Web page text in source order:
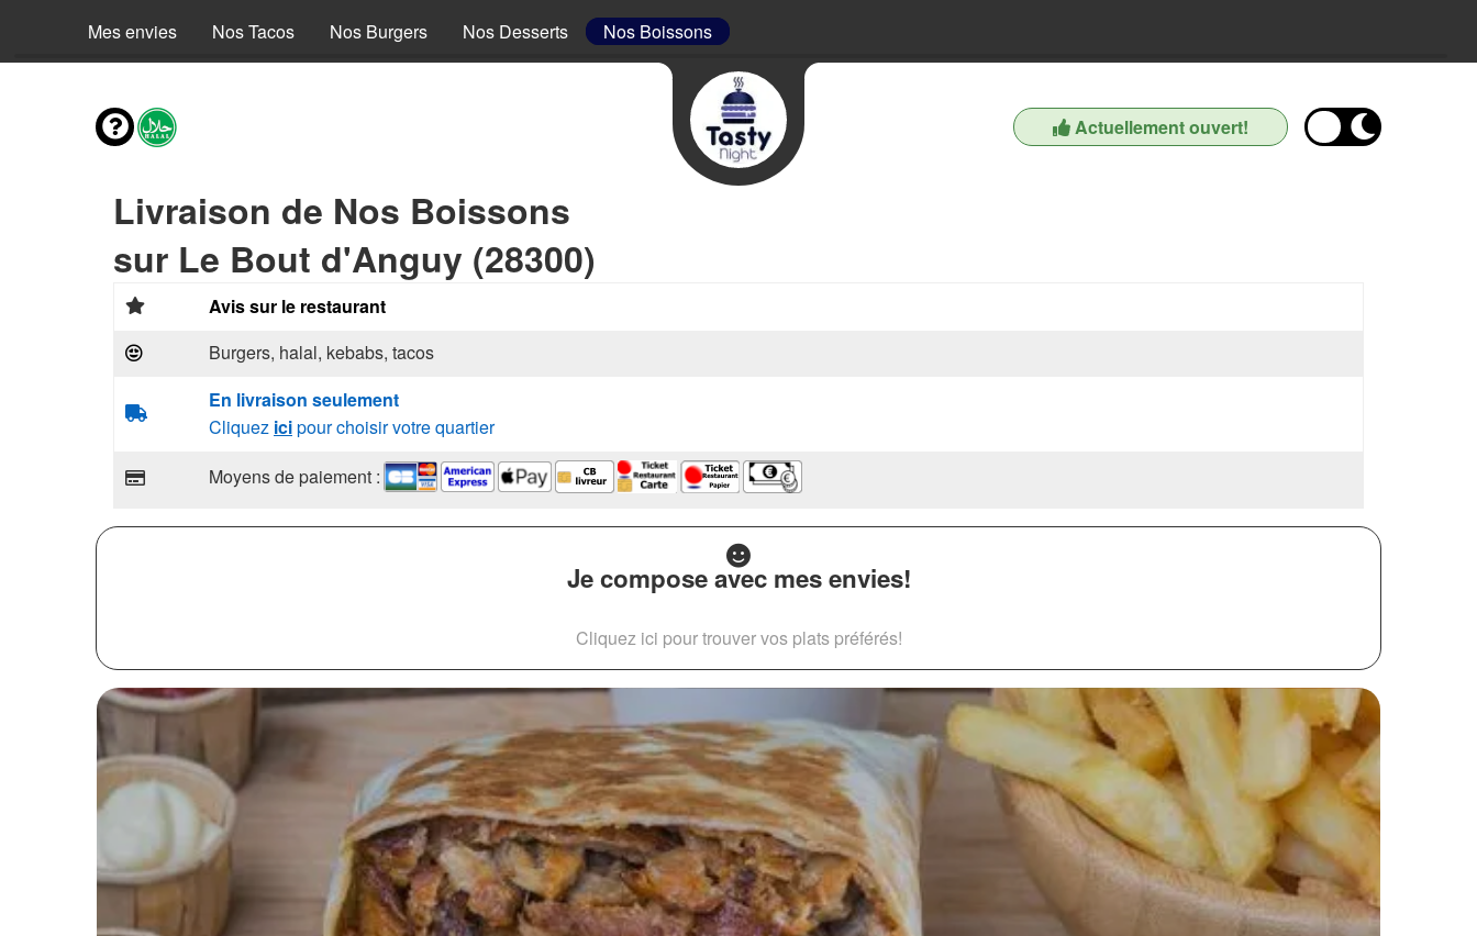
Mes envies Nos Tacos Nos Burgers Nos Desserts Nos Boissons
Actuellement ouvert!
Livraison de Nos Boissons
sur Le Bout d'Anguy (28300)
Avis sur le restaurant
Burgers, halal, kebabs, tacos
En livraison seulement
Cliquez icipour choisir votre quartier
Moyens de paiement :
Je compose avec mes envies!
Cliquez ici pour trouver vos plats préférés!